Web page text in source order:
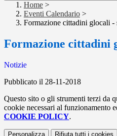
Home >
Eventi Calendario >
Formazione cittadini glocali -
Formazione cittadini
Notizie
Pubblicato il 28-11-2018
Questo sito o gli strumenti terzi da
cookie necessari al funzionamento
COOKIE POLICY.
Personalizza Rifiuta tutti i cookies